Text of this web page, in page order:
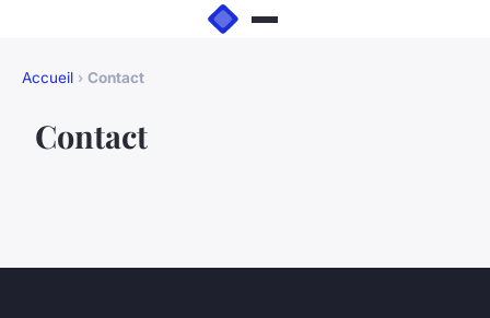
Accueil › Contact
Contact